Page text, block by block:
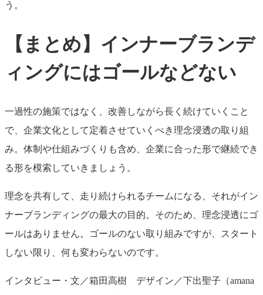
う。
【まとめ】インナーブランデ
ィングにはゴールなどない
一過性の施策ではなく、改善しながら長く続けていくこと
で、企業文化として定着させていくべき理念浸透の取り組
み。体制や仕組みづくりも含め、企業に合った形で継続でき
る形を模索していきましょう。
理念を共有して、走り続けられるチームになる、それがイン
ナーブランディングの最大の目的。そのため、理念浸透にゴ
ールはありません。ゴールのない取り組みですが、
スタート
しない限り、何も変わらないのです。
インタビュー・文／箱田高樹 デザイン／下出聖子（amana